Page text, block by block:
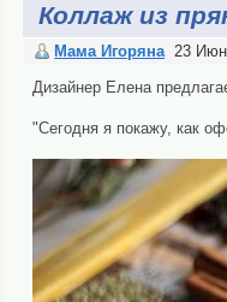
Коллаж из
Мама Игоряна 23
Дизайнер Елена
"Сегодня я покажу, как